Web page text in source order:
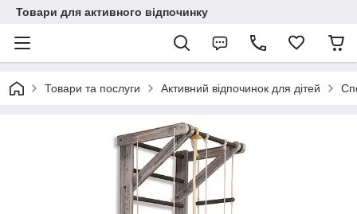
Товари для активного відпочинку
Товари та послуги Активний відпочинок для дітей